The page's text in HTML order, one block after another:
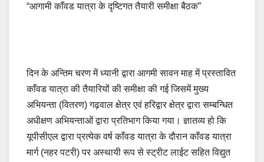
“आगामी काँवड यात्रा के दृष्टिगत तैयारी समीक्षा बैठक”
दिन के अन्तिम चरण में ध्यानी द्वारा आगमी सावन माह में प्रस्तावित
काँवड यात्रा की तैयारियों की समीक्षा की गई जिसमें मुख्य
अभियन्ता (वितरण) गढ़वाल क्षेत्र एवं हरिद्वार क्षेत्र द्वारा सम्बन्धित
अधीक्षण अभियन्ताओं द्वारा प्रतिभाग किया गया। ज्ञातव्य हो कि
यूपीसीएल द्वारा प्रत्येक वर्ष काँवड यात्रा के दौरान काँवड यात्रा
मार्ग (नहर पटरी) पर अस्थायी रूप से स्ट्रीट लाईट सहित विद्युत